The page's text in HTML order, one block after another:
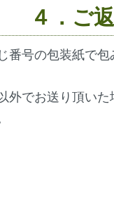
４．ご
号の包装紙で包
でお送り頂い